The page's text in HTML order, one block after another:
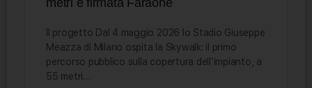
Il progetto Dal 4 maggio 2026 lo Stadio Giuseppe
Meazza di Milano ospita la Skywalk: il primo
percorso pubblico sulla copertura dell’impianto, a
55 metri…